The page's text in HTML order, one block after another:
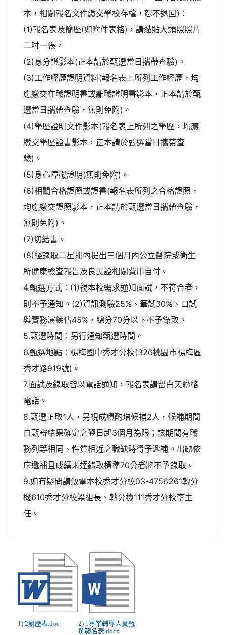
本，相關報名文件繳交學校存檔，恕不退回)：
(1)報名表及簡歷(如附件表格)，請黏貼大頭照照片
二吋一張。
(2)身分證影本(正本請於甄選當日攜帶查驗)。
(3)工作經歷證明資料(報名表上所列工作經歷，均
應繳交在職證明書或離職證明書影本，正本請於甄
選當日攜帶查驗，無則免附)。
(4)學歷證明文件影本(報名表上所列之學歷，均應
繳交學歷證書影本，正本請於甄選當日攜帶查
驗)。
(5)身心障礙證明(無則免附)。
(6)相關合格證照或證書(報名表所列之合格證照，
均應繳交證照影本，正本請於甄選當日攜帶查驗，
無則免附)。
(7)切結書。
(8)經錄取二星期內提出三個月內公立醫院或衛生
所健康檢查報告及良民證相關費用自付。
4.甄選方式：(1)視本校需求通知面試，不符合者，
則不予通知。(2)資訊測驗25%、筆試30%、口試
與實務演練佔45%，總分70分以下不予錄取。
5.甄選時間：另行通知甄選時間。
6.甄選地點：楊梅國中秀才分校(326桃園市楊梅區
秀才路919號)。
7.面試及錄取皆以電話通知，報名表請留白天聯絡
電話。
8.甄選正取1人，另視成績酌增候補2人，候補期間
自甄審結果確定之翌日起3個月為限；該期間有職
務列等相同、性質相近之職缺時得予遞補。出缺依
序遞補且成績未達錄取標準70分者將不予錄取。
9.如有疑問請致電本校秀才分校03-4756261轉分
機610秀才分校梁組長、轉分機111秀才分校李主
任。
1) 2履歷表.doc
2) 1專業輔導人員甄
選報名表.docx